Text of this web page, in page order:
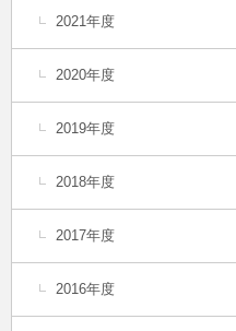
2021年度
2020年度
2019年度
2018年度
2017年度
2016年度